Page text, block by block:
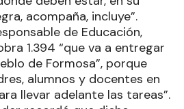
acompaña, incluye”.
de Educación,
1.394 “que va a entregar
de Formosa”, porque
alumnos y docentes en
llevar adelante las tareas”.